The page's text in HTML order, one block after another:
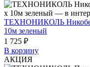
ТЕХНОНИКОЛЬ
10м зеленый
1 725 ₽
В корзину
АКЦИЯ